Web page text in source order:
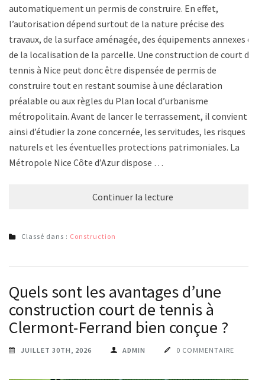
automatiquement un permis de construire. En effet,
l’autorisation dépend surtout de la nature précise des
travaux, de la surface aménagée, des équipements annexes et
de la localisation de la parcelle. Une construction de court de
tennis à Nice peut donc être dispensée de permis de
construire tout en restant soumise à une déclaration
préalable ou aux règles du Plan local d’urbanisme
métropolitain. Avant de lancer le terrassement, il convient
ainsi d’étudier la zone concernée, les servitudes, les risques
naturels et les éventuelles protections patrimoniales. La
Métropole Nice Côte d’Azur dispose …
Continuer la lecture
Classé dans : Construction
Quels sont les avantages d’une
construction court de tennis à
Clermont-Ferrand bien conçue ?
JUILLET 30TH, 2026 ADMIN 0 COMMENTAIRE